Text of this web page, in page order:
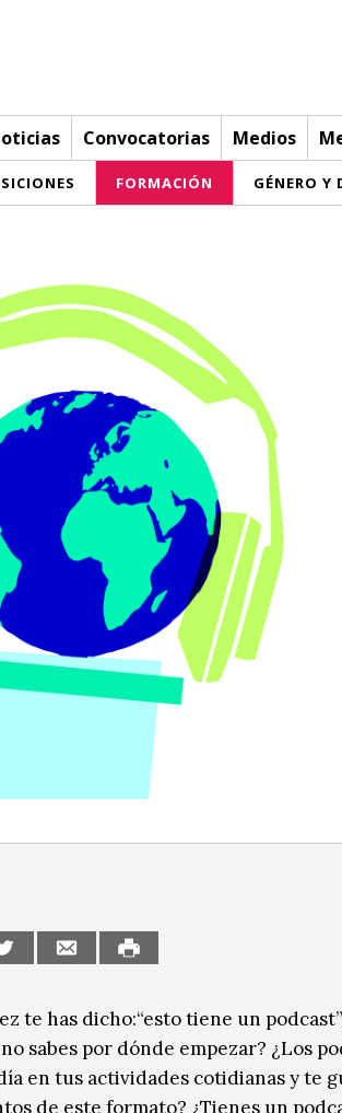
Convocatorias Medios
FORMACIÓN GÉNERO Y
te has dicho:“esto tiene un
sabes por dónde empezar? ¿Los
en tus actividades cotidianas y te
de este formato? ¿Tienes un